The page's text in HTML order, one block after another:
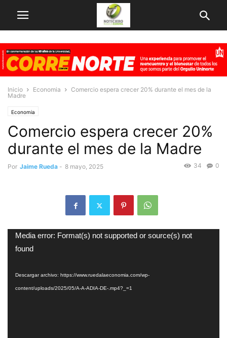
Inicio Economia
Comercio espera crecer 20% durante el mes de la
Madre
Economia
Comercio espera crecer 20%
durante el mes de la Madre
Por Jaime Rueda - 8 mayo, 2025 0
34
Reproductor
de
Media error: Format(s) not supported or source(s) not
found
Descargar archivo: https://www.ruedalaeconomia.com/wp-
content/uploads/2025/05/A-A-ADIA-DE-.mp4?_=1